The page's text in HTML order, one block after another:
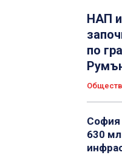
НАП и
по
София
630